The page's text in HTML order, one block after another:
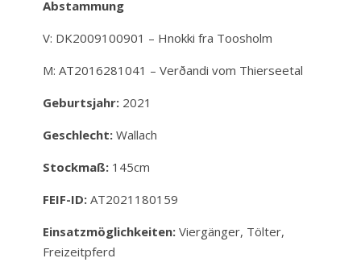
Abstammung
V: DK2009100901 – Hnokki fra Toosholm
M: AT2016281041 – Verðandi vom Thierseetal
Geburtsjahr:2021
Geschlecht:Wallach
Stockmaß:145cm
FEIF-ID:AT2021180159
Einsatzmöglichkeiten:Viergänger, Tölter,
Freizeitpferd